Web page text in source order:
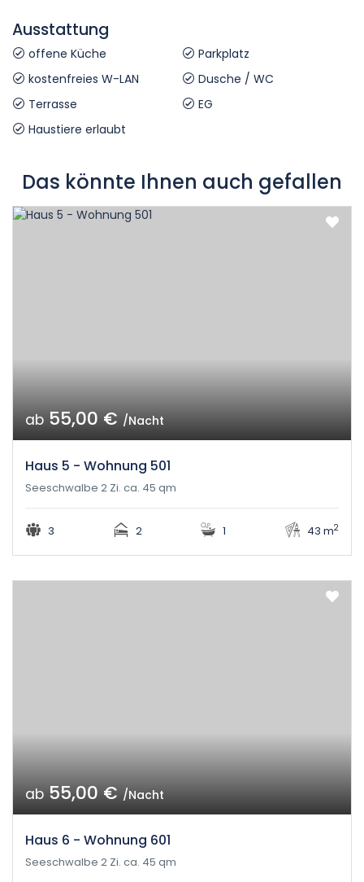
Ausstattung
offene Küche
Parkplatz
kostenfreies W-LAN
Dusche / WC
Terrasse
EG
Haustiere erlaubt
Das könnte Ihnen auch gefallen
ab55,00 €/Nacht
Haus 5 - Wohnung 501
Seeschwalbe 2 Zi. ca. 45 qm
3 2 1 43 m2
ab55,00 €/Nacht
Haus 6 - Wohnung 601
Seeschwalbe 2 Zi. ca. 45 qm